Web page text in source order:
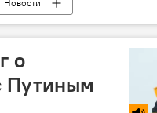
Новости
о
Путиным